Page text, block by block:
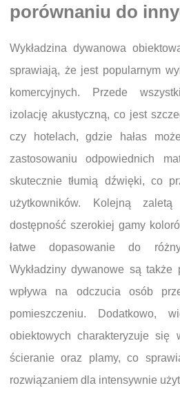
porównaniu do
Wykładzina dywanowa
sprawiają, że jest popularnym
komercyjnych. Przede
izolację akustyczną, co jest
czy hotelach, gdzie hałas
zastosowaniu odpowiednich
skutecznie tłumią dźwięki, co
użytkowników. Kolejną
dostępność szerokiej gamy
łatwe dopasowanie do
Wykładziny dywanowe są
wpływa na odczucia osób
pomieszczeniu. Dodatkowo,
obiektowych charakteryzuje się
ścieranie oraz plamy, co
rozwiązaniem dla intensywnie